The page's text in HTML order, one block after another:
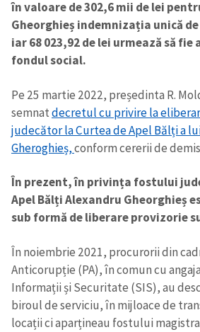
Trimite o informație
in English
на
în valoare de 302,6 mii de lei
Gheorghieș indemnizația unică de
iar 68 023,92 de lei urmează să
fondul social.
Pe 25 martie 2022, președinta R.
semnatdecretul cu privire la
judecător la Curtea de Apel Bălți a
Gheroghieș,conform cererii de
În prezent, în privința fostului
Apel Bălți Alexandru Gheorghieș
sub formă de liberare provizorie
În noiembrie 2021, procurorii din
Anticorupție (PA), în comun cu
Informații și Securitate (SIS), au
biroul de serviciu, în mijloace de
locații ci aparțineau fostului